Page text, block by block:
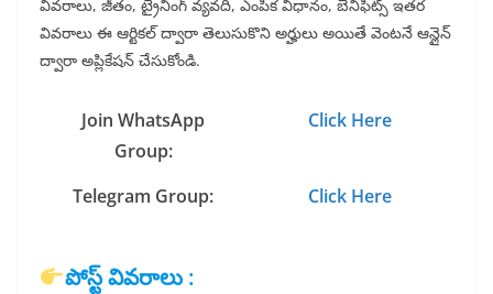
వివరాలు, జీతం, ట్రైనింగ్ వ్యవది, ఎంపిక విధానం, బెనిఫిట్స్ ఇతర
వివరాలు ఈ ఆర్టికల్ ద్వారా తెలుసుకొని అర్హులు అయితే వెంటనే ఆన్లైన్
ద్వారా అప్లికేషన్ చేసుకోండి.
Join WhatsApp
Group:
Click Here
Telegram Group: Click Here
పోస్ట్ వివరాలు :